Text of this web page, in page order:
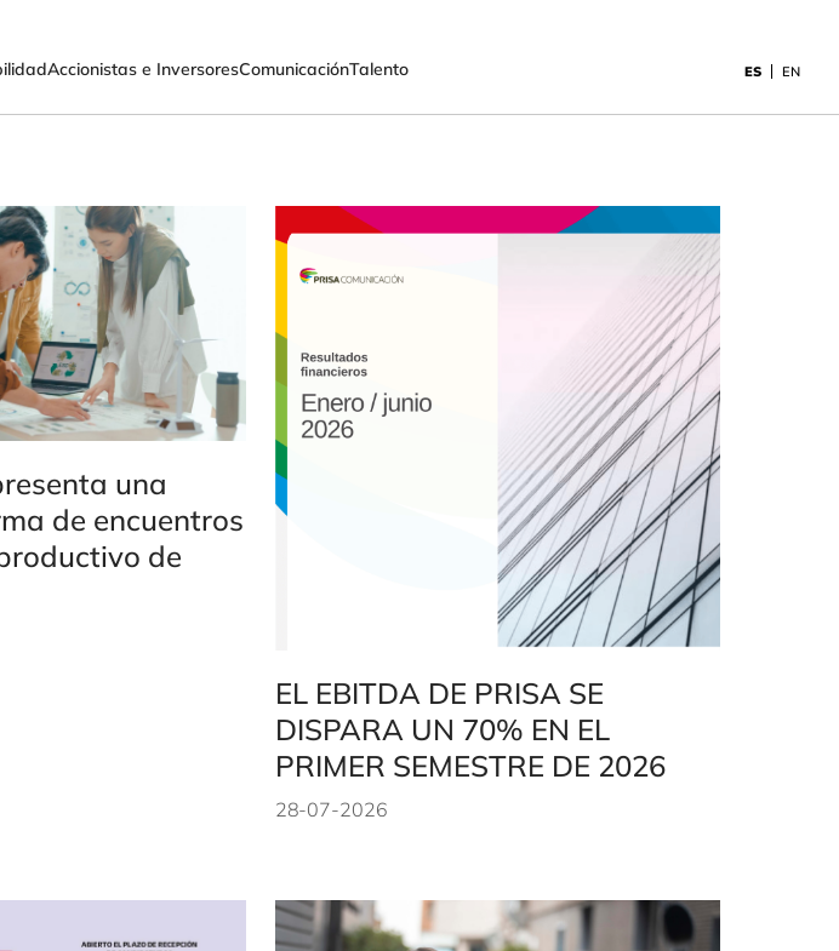
Accionistas e InversoresComunicaciónTalento ES EN
una
de encuentros
de
EL EBITDA DE PRISA SE
DISPARA UN 70% EN EL
PRIMER SEMESTRE DE 2026
28-07-2026